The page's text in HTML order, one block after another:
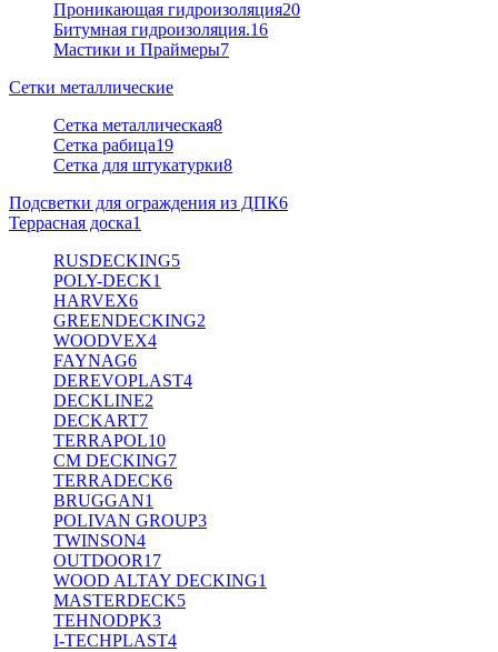
Проникающая гидроизоляция20
Битумная гидроизоляция.16
Мастики и Праймеры7
Сетки металлические
Сетка металлическая8
Сетка рабица19
Сетка для штукатурки8
Подсветки для ограждения из ДПК6
Террасная доска1
RUSDECKING5
POLY-DECK1
HARVEX6
GREENDECKING2
WOODVEX4
FAYNAG6
DEREVOPLAST4
DECKLINE2
DECKART7
TERRAPOL10
CM DECKING7
TERRADECK6
BRUGGAN1
POLIVAN GROUP3
TWINSON4
OUTDOOR17
WOOD ALTAY DECKING1
MASTERDECK5
TEHNODPK3
I-TECHPLAST4